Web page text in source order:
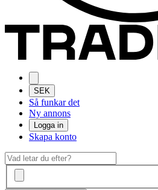
SEK
Så funkar det
Ny annons
Logga in
Skapa konto